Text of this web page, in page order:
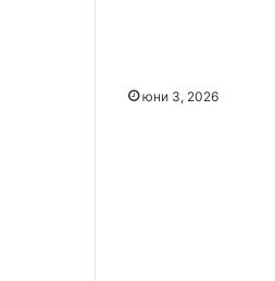
юни 3, 2026